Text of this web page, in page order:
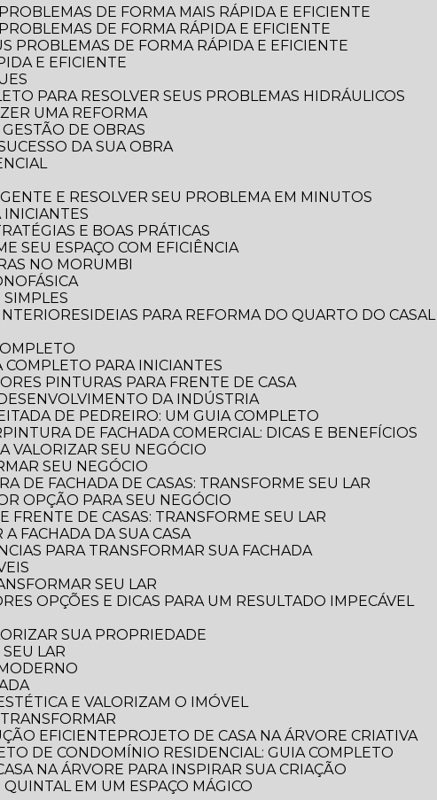
DE FORMA MAIS RÁPIDA E EFICIENTE
DE FORMA RÁPIDA E EFICIENTE
PROBLEMAS DE FORMA RÁPIDA E EFICIENTE
E EFICIENTE
PARA RESOLVER SEUS PROBLEMAS HIDRÁULICOS
UMA REFORMA
GESTÃO DE OBRAS
DA SUA OBRA
E RESOLVER SEU PROBLEMA EM MINUTOS
INICIANTES
E BOAS PRÁTICAS
SEU ESPAÇO COM EFICIÊNCIA
NO MORUMBI
SIMPLES
IDEIAS PARA REFORMA DO QUARTO DO CASAL
COMPLETO PARA INICIANTES
PINTURAS PARA FRENTE DE CASA
DA INDÚSTRIA
DE PEDREIRO: UM GUIA COMPLETO
PINTURA DE FACHADA COMERCIAL: DICAS E BENEFÍCIOS
VALORIZAR SEU NEGÓCIO
SEU NEGÓCIO
DE FACHADA DE CASAS: TRANSFORME SEU LAR
OPÇÃO PARA SEU NEGÓCIO
FRENTE DE CASAS: TRANSFORME SEU LAR
FACHADA DA SUA CASA
PARA TRANSFORMAR SUA FACHADA
SEU LAR
OPÇÕES E DICAS PARA UM RESULTADO IMPECÁVEL
SUA PROPRIEDADE
LAR
E VALORIZAM O IMÓVEL
EFICIENTE
PROJETO DE CASA NA ÁRVORE CRIATIVA
DE CONDOMÍNIO RESIDENCIAL: GUIA COMPLETO
NA ÁRVORE PARA INSPIRAR SUA CRIAÇÃO
EM UM ESPAÇO MÁGICO